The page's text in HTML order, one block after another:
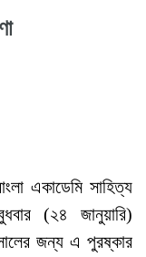
একাডেমি সাহিত্য
(২৪ জানুয়ারি)
জন্য এ পুরষ্কার